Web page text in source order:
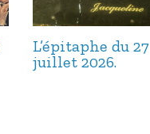
L’épitaphe du 27
juillet 2026.